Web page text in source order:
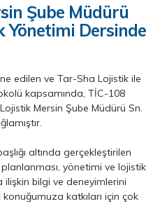
Şube Müdürü
Yönetimi Dersinde
edilen ve Tar-Sha Lojistik ile
kapsamında, TİC-108
Mersin Şube Müdürü Sn.
altında gerçekleştirilen
planlanması, yönetimi ve lojistik
bilgi ve deneyimlerini
katkıları için çok